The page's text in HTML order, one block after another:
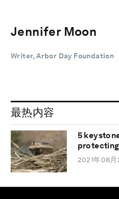
Jennifer Moon
Writer, Arbor Day Foundation
最热内容
5
protecting
2021年08月